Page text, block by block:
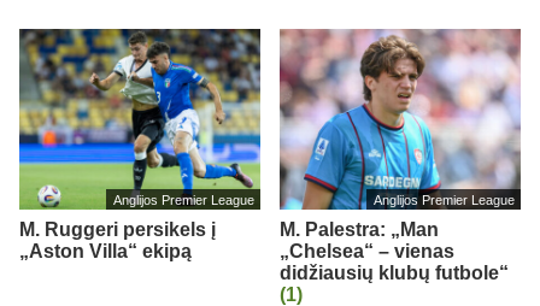
Anglijos Premier League
M. Ruggeri persikels į
„Aston Villa“ ekipą
Anglijos Premier League
M. Palestra: „Man
„Chelsea“ – vienas
didžiausių klubų futbole“
(1)